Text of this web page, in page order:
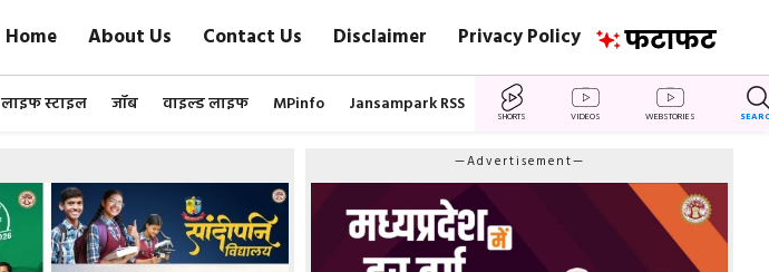
Home About Us Contact Us Disclaimer Privacy Policy
लाइफ स्टाइल जॉब वाइल्ड लाइफ MPinfo Jansampark RSS
SHORTS VIDEOS WEBSTORIES
—Advertisement—